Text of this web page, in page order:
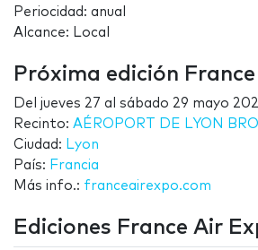
Periocidad: anual
Alcance: Local
Próxima edición
Del jueves 27 al sábado 29 mayo
Recinto: AÉROPORT DE LYON
Ciudad: Lyon
País: Francia
Más info.: franceairexpo.com
Ediciones France Air